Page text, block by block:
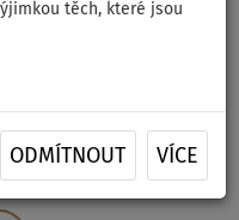
těch, které jsou
ODMÍTNOUT VÍCE
MARINA
- varianta: